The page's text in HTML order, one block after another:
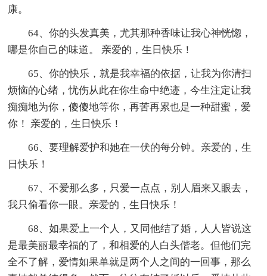
康。
64、你的头发真美，尤其那种香味让我心神恍惚，
哪是你自己的味道。 亲爱的，生日快乐！
65、你的快乐，就是我幸福的依据，让我为你清扫
烦恼的心绪，忧伤从此在你生命中绝迹，今生注定让我
痴痴地为你，傻傻地等你，再苦再累也是一种甜蜜，爱
你！ 亲爱的，生日快乐！
66、要理解爱护和她在一伏的每分钟。亲爱的，生
日快乐！
67、不爱那么多，只爱一点点，别人眉来又眼去，
我只偷看你一眼。亲爱的，生日快乐！
68、如果爱上一个人，又同他结了婚，人人皆说这
是最美丽最幸福的了，和相爱的人白头偕老。但他们完
全不了解，爱情如果单就是两个人之间的一回事，那么